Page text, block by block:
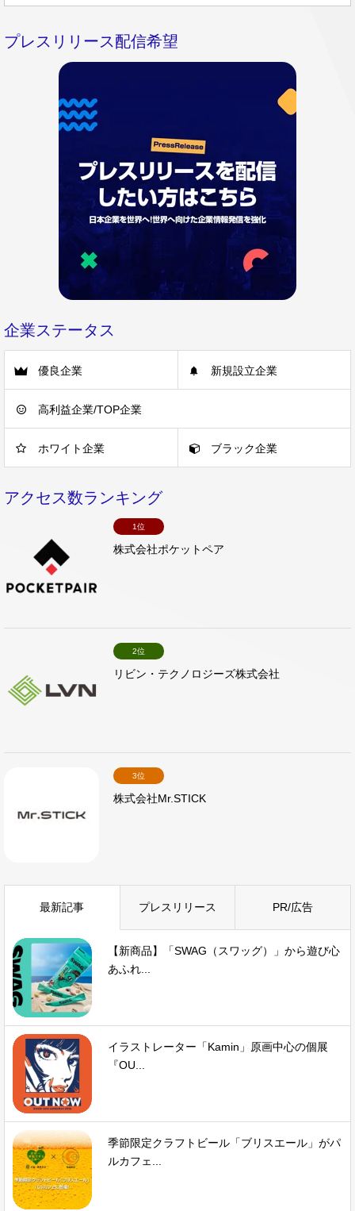
プレスリリース配信希望
企業ステータス
優良企業 新規設立企業
高利益企業/TOP企業
ホワイト企業 ブラック企業
アクセス数ランキング
1位
株式会社ポケットペア
2位
リビン・テクノロジーズ株式会社
3位
株式会社Mr.STICK
最新記事 プレスリリース PR/広告
【新商品】「SWAG（スワッグ）」から遊び心
あふれ...
イラストレーター「Kamin」原画中心の個展
『OU...
季節限定クラフトビール「ブリスエール」がパ
ルカフェ...